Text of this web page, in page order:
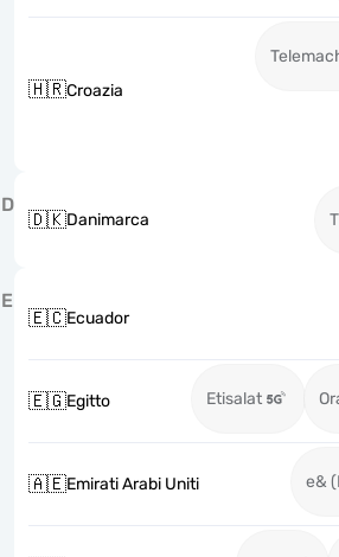
🇭🇷Croazia
D
🇩🇰Danimarca
E
🇪🇨Ecuador
🇪🇬Egitto Etisalat
🇦🇪Emirati Arabi Uniti e&